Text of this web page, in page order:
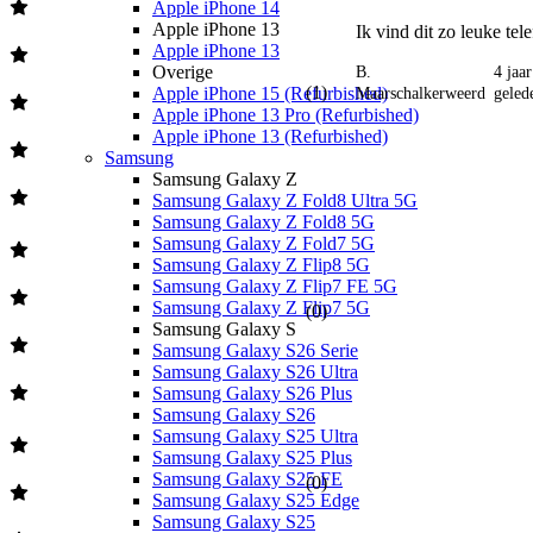
Apple iPhone 14
Apple iPhone 13
Apple iPhone 13
Overige
Apple iPhone 15 (Refurbished)
Apple iPhone 13 Pro (Refurbished)
Apple iPhone 13 (Refurbished)
Samsung
Samsung Galaxy Z
Samsung Galaxy Z Fold8 Ultra 5G
Samsung Galaxy Z Fold8 5G
Samsung Galaxy Z Fold7 5G
Samsung Galaxy Z Flip8 5G
Samsung Galaxy Z Flip7 FE 5G
Samsung Galaxy Z Flip7 5G
Samsung Galaxy S
Samsung Galaxy S26 Serie
Samsung Galaxy S26 Ultra
Samsung Galaxy S26 Plus
Samsung Galaxy S26
Samsung Galaxy S25 Ultra
Samsung Galaxy S25 Plus
Samsung Galaxy S25 FE
Samsung Galaxy S25 Edge
Samsung Galaxy S25
(1)
(0)
(0)
Ik vind dit zo leuke
B.
Maarschalkerweerd
4 jaar